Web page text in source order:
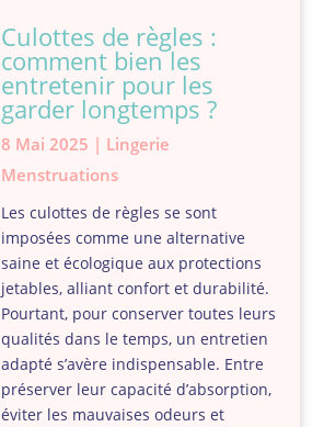
Culottes de règles :
comment bien les
entretenir pour les
garder longtemps ?
8 Mai 2025 | Lingerie
Menstruations
Les culottes de règles se sont
imposées comme une alternative
saine et écologique aux protections
jetables, alliant confort et durabilité.
Pourtant, pour conserver toutes leurs
qualités dans le temps, un entretien
adapté s’avère indispensable. Entre
préserver leur capacité d’absorption,
éviter les mauvaises odeurs et